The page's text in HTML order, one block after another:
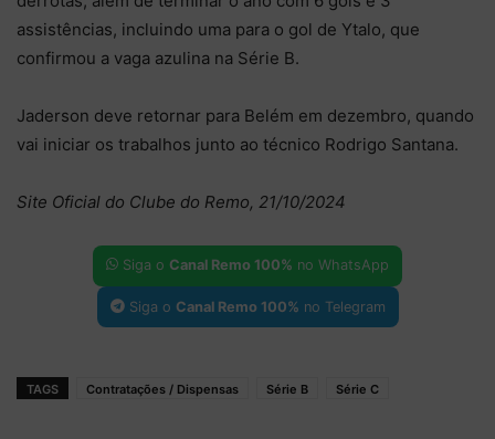
assistências, incluindo uma para o gol de Ytalo, que
confirmou a vaga azulina na Série B.
Jaderson deve retornar para Belém em dezembro, quando
vai iniciar os trabalhos junto ao técnico Rodrigo Santana.
Site Oficial do Clube do Remo, 21/10/2024
Siga o Canal Remo 100% no WhatsApp
Siga o Canal Remo 100% no Telegram
TAGS Contratações / Dispensas Série B Série C